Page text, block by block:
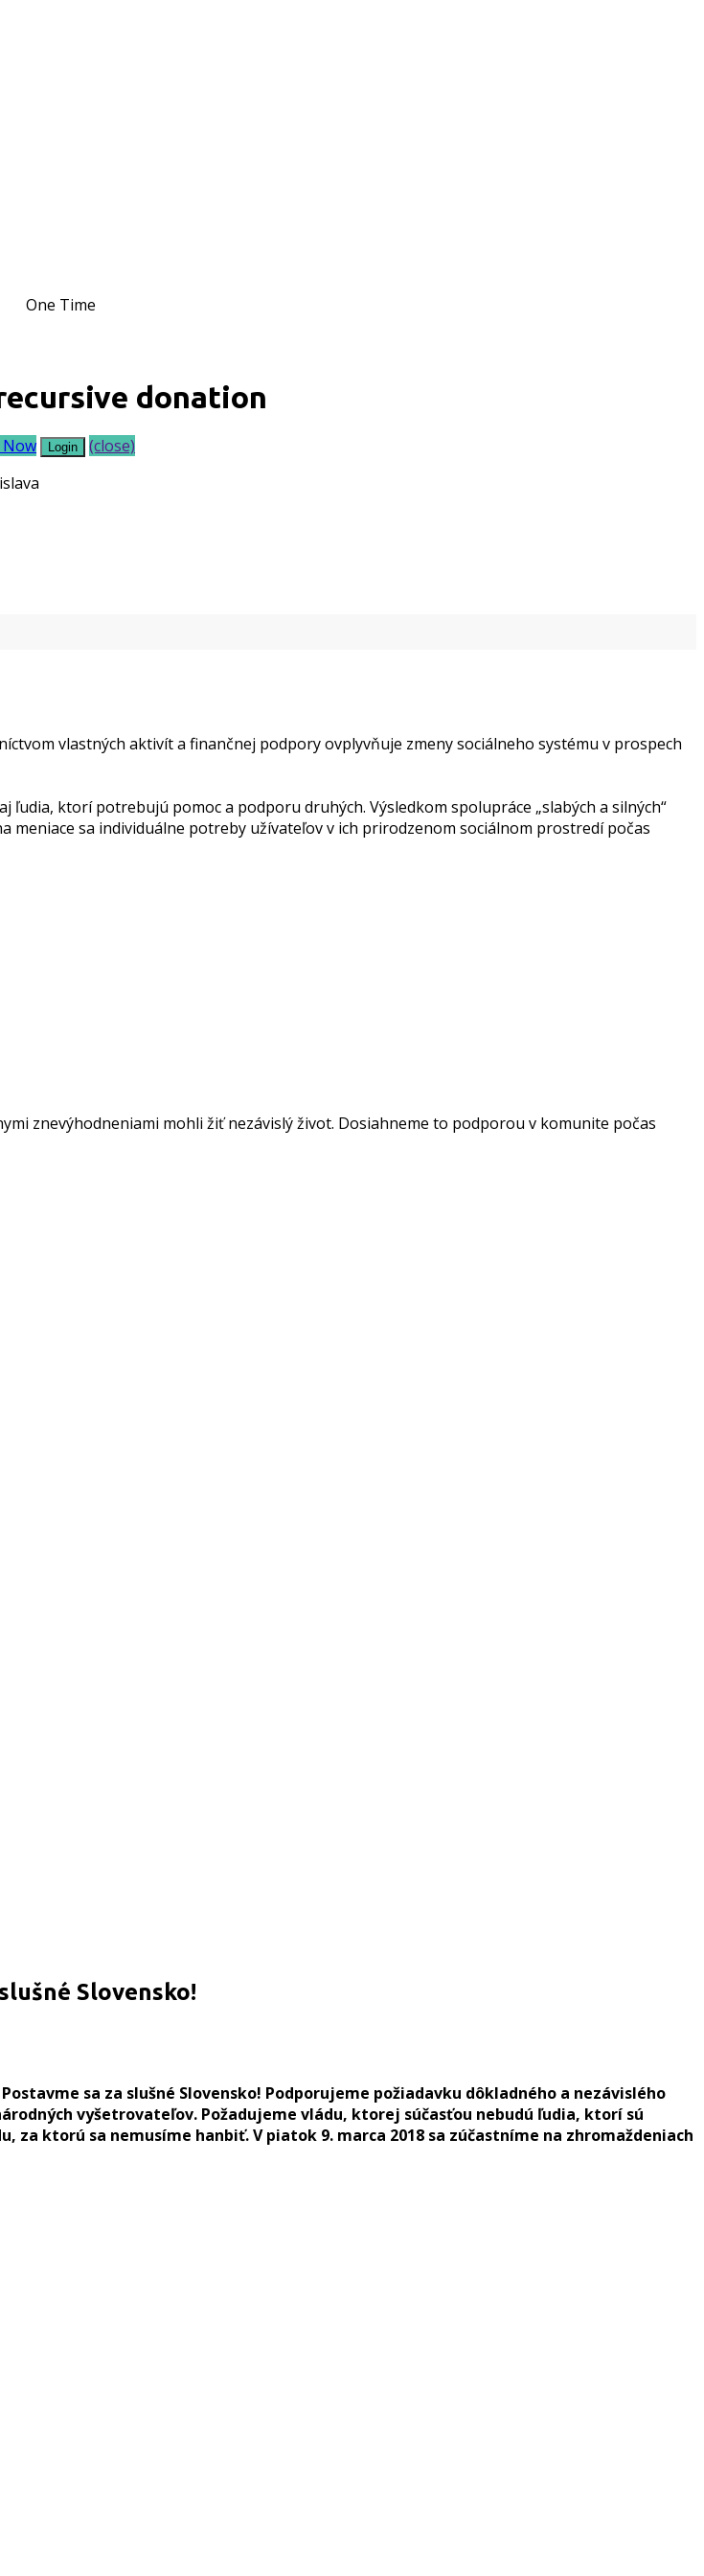
One Time
donation
Now
(close)
vlastných aktivít a finančnej podpory ovplyvňuje zmeny sociálneho systému v prospech
ktorí potrebujú pomoc a podporu druhých. Výsledkom spolupráce „slabých a silných“
sa individuálne potreby užívateľov v ich prirodzenom sociálnom prostredí počas
znevýhodneniami mohli žiť nezávislý život. Dosiahneme to podporou v komunite počas
Slovensko!
sa za slušné Slovensko! Podporujeme požiadavku dôkladného a nezávislého
vyšetrovateľov. Požadujeme vládu, ktorej súčasťou nebudú ľudia, ktorí sú
ktorú sa nemusíme hanbiť. V piatok 9. marca 2018 sa zúčastníme na zhromaždeniach